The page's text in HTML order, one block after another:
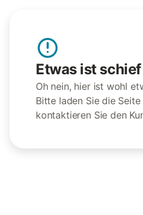
Etwas ist
Oh nein, hier ist wohl
Bitte laden Sie die
kontaktieren Sie den